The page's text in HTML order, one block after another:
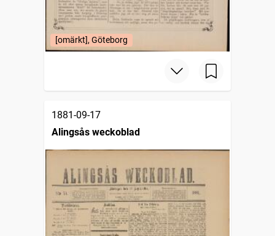
[omärkt], Göteborg
1881-09-17
Alingsås weckoblad